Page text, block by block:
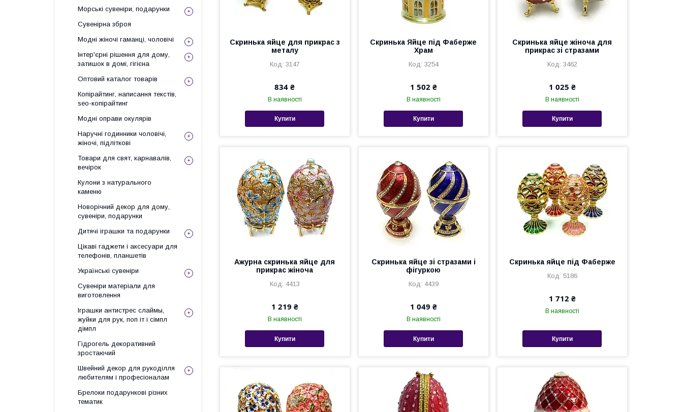
Скринька яйце для прикрас з
металу
3147
834 ₴
В наявності
Купити
Скринька Яйце під Фаберже
Храм
3254
1 502 ₴
В наявності
Купити
Скринька яйце жіноча для
прикрас зі стразами
3462
1 025 ₴
В наявності
Купити
Ажурна скринька яйце для
прикрас жіноча
4413
1 219 ₴
В наявності
Купити
Скринька яйце зі стразами і
фігуркою
4439
1 049 ₴
В наявності
Купити
Скринька яйце під Фаберже
5186
1 712 ₴
В наявності
Купити
Морські сувеніри, подарунки
Сувенірна зброя
Модні жіночі гаманці, чоловічі
Інтер'єрні рішення для дому,
затишок в домі, гігієна
Оптовий каталог товарів
Копірайтинг, написання текстів,
seo-копірайтинг
Модні оправи окулярів
Наручні годинники чоловічі,
жіночі, підліткові
Товари для свят, карнавалів,
вечірок
Кулони з натурального
каменю
Новорічний декор для дому,
сувеніри, подарунки
Дитячі іграшки та подарунки
Цікаві гаджети і аксесуари для
телефонів, планшетів
Українські сувеніри
Сувеніри матеріали для
виготовлення
Іграшки антистрес слаймы,
жуйки для рук, поп іт і сімпл
дімпл
Гідрогель декоративний
зростаючий
Швейний декор для рукоділля
любителям і професіоналам
Брелоки подарункові різних
тематик